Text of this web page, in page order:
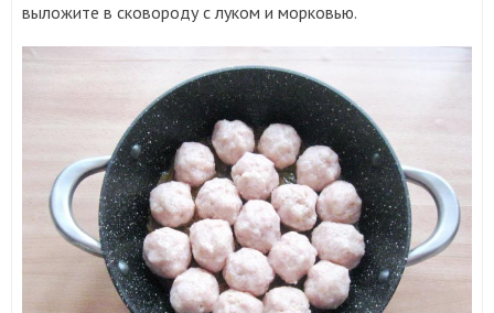
выложите в сковороду с луком и морковью.